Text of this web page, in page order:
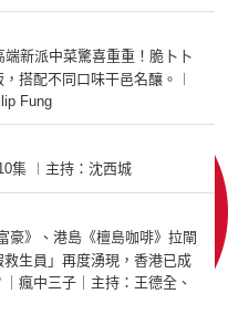
端新派中菜驚喜重重！脆卜卜
搭配不同口味干邑名釀。︱
Fung
集 ︱主持：沈西城
豪》、港島《檀島咖啡》拉閘
生員」再度湧現，香港已成
瘋中三子｜主持：王德全、